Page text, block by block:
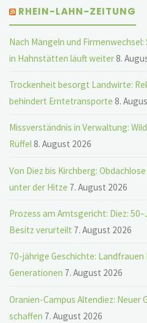
RHEIN-LAHN-ZEITUNG
Nach Mängeln und
in Hahnstätten läuft weiter8.
Trockenheit besorgt Landwirte:
behindert Erntetransporte 8.
Missverständnis in Verwaltung:
Rüffel8. August 2026
Von Diez bis Kirchberg:
unter der Hitze 7. August 2026
Prozess am Amtsgericht: Diez:
Besitz verurteilt 7. August 2026
70-jährige Geschichte: Landfrauen
Generationen 7. August 2026
Oranien-Campus Altendiez: Neuer
schaffen 7. August 2026